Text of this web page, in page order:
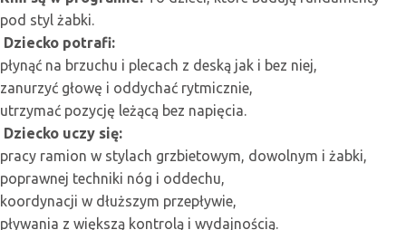
pod styl żabki.
Dziecko potrafi:
płynąć na brzuchu i plecach z deską jak i bez niej,
zanurzyć głowę i oddychać rytmicznie,
utrzymać pozycję leżącą bez napięcia.
Dziecko uczy się:
pracy ramion w stylach grzbietowym, dowolnym i żabki,
poprawnej techniki nóg i oddechu,
koordynacji w dłuższym przepływie,
pływania z większą kontrolą i wydajnością.